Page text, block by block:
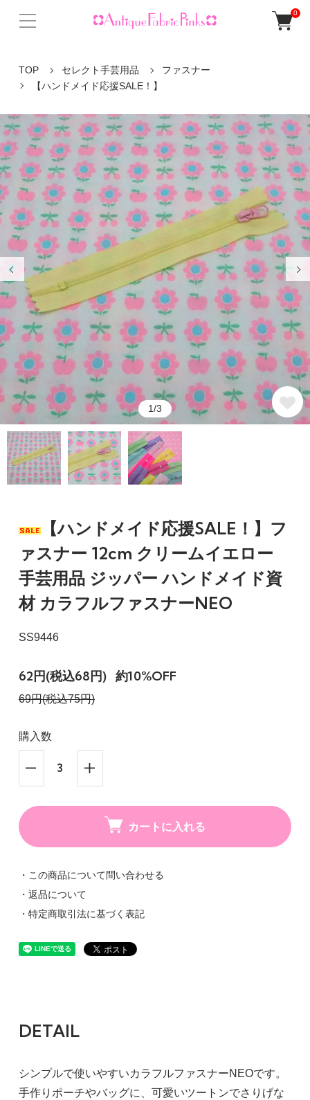
0
TOP セレクト手芸用品
ファスナー
【ハンドメイド応援SALE！】
1/3
【ハンドメイド応援SALE！】フ
ァスナー 12cm クリームイエロー
手芸用品 ジッパー ハンドメイド資
材 カラフルファスナーNEO
SS9446
62円(税込68円) 約10%OFF
69円(税込75円)
購入数
カートに入れる
・この商品について問い合わせる
・返品について
・特定商取引法に基づく表記
DETAIL
シンプルで使いやすいカラフルファスナーNEOです。
手作りポーチやバッグに、可愛いツートンでさりげな